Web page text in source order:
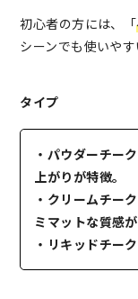
初心者の方には、「
シーンでも使いや
タイプ
・パウダーチー
上がりが特徴。
・クリームチー
ミマットな質感が
・リキッドチー